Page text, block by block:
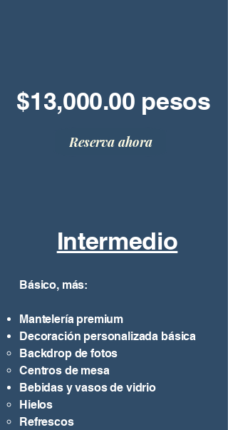
Reserva ahora
$13,000.00 pesos
Básico, más:
Mantelería premium
Decoración personalizada básica
Backdrop de fotos​
Centros de mesa
Bebidas y vasos de vidrio​
Hielos​
Refrescos
Intermedio